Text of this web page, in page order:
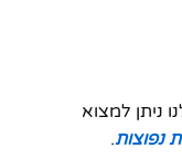
ניתן למצוא
נפוצות.